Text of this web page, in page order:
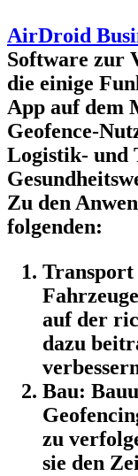
AirDroid
Software zur
die einige
App auf dem
Geofence-
Logistik- und
Zu den
folgenden:
auf der
dazu
Bau:
zu
sie den